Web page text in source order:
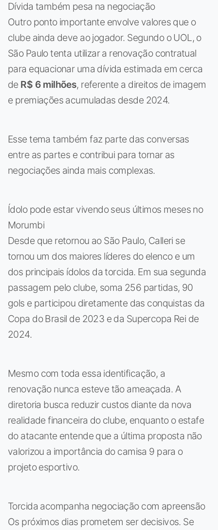
Dívida também pesa na negociação
Outro ponto importante envolve valores que o
clube ainda deve ao jogador. Segundo o UOL, o
São Paulo tenta utilizar a renovação contratual
para equacionar uma dívida estimada em cerca
de R$ 6 milhões, referente a direitos de imagem
e premiações acumuladas desde 2024.
Esse tema também faz parte das conversas
entre as partes e contribui para tornar as
negociações ainda mais complexas.
Ídolo pode estar vivendo seus últimos meses no
Morumbi
Desde que retornou ao São Paulo, Calleri se
tornou um dos maiores líderes do elenco e um
dos principais ídolos da torcida. Em sua segunda
passagem pelo clube, soma 256 partidas, 90
gols e participou diretamente das conquistas da
Copa do Brasil de 2023 e da Supercopa Rei de
2024.
Mesmo com toda essa identificação, a
renovação nunca esteve tão ameaçada. A
diretoria busca reduzir custos diante da nova
realidade financeira do clube, enquanto o estafe
do atacante entende que a última proposta não
valorizou a importância do camisa 9 para o
projeto esportivo.
Torcida acompanha negociação com apreensão
Os próximos dias prometem ser decisivos. Se